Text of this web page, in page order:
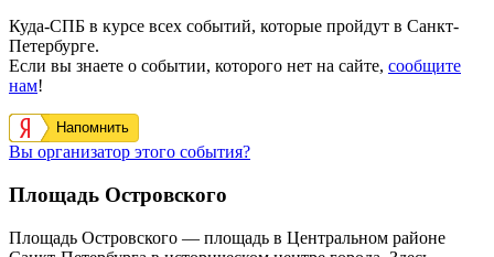
Куда-СПБ в курсе всех событий, которые пройдут в Санкт-
Петербурге.
Если вы знаете о событии, которого нет на сайте, сообщите
нам!
Напомнить
Вы организатор этого события?
Площадь Островского
Площадь Островского — площадь в Центральном районе